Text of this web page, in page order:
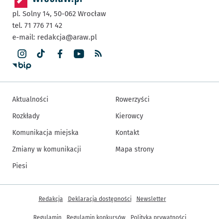
pl. Solny 14, 50-062 Wrocław
tel. 71 776 71 42
e-mail: redakcja@araw.pl
Aktualności
Rozkłady
Komunikacja miejska
Zmiany w komunikacji
Piesi
Rowerzyści
Kierowcy
Kontakt
Mapa strony
Inne informacje
Redakcja Deklaracja dostępności Newsletter
Regulamin Regulamin konkursów Polityka prywatności